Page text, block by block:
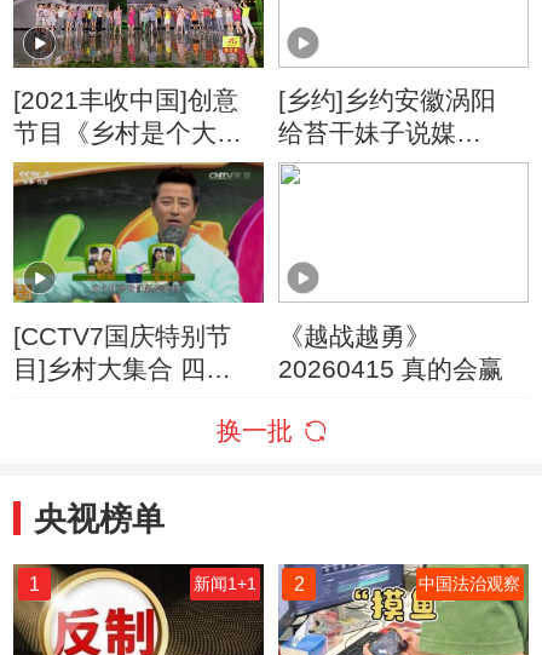
[2021丰收中国]创意
节目《乡村是个大舞
台》 表演：毕铭鑫 孟
语凡 栗宇坤 等
[乡约]乡约安徽涡阳
给苔干妹子说媒
20160416
[CCTV7国庆特别节
目]乡村大集合 四
《越战越勇》
20260415 真的会赢
换一批
央视榜单
1 新闻1+1 2 中国法治观察